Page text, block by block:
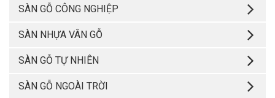
SÀN GỖ CÔNG NGHIỆP
SÀN NHỰA VÂN GỖ
SÀN GỖ TỰ NHIÊN
SÀN GỖ NGOÀI TRỜI